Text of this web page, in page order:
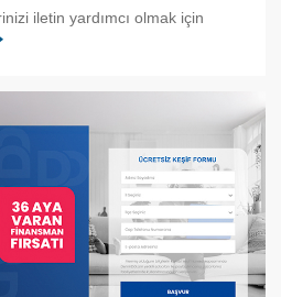
iletin yardımcı olmak için